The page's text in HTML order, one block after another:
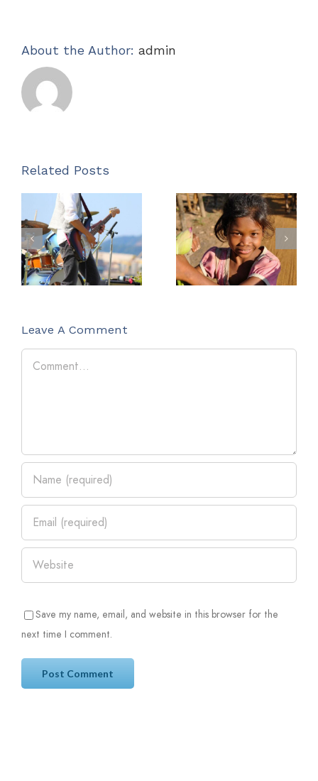
About the Author: admin
Related Posts
Music
brings us
together in
celebration
How do
you give
back to
others?
Leave A Comment
Save my name, email, and website in this browser for the
next time I comment.